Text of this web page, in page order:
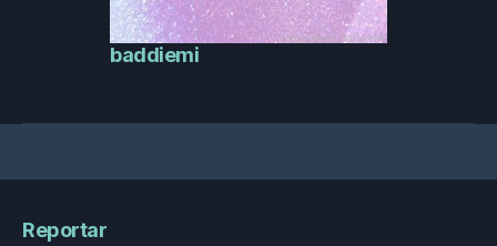
baddiemi
Reportar